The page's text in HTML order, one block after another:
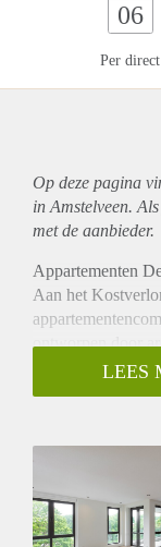
06
Per direct
Op deze pagina
in Amstelveen.
met de aanbieder.
Appartementen
Aan het
ontworpen door
Architekten. Het
parkeerkelder. de
De
Type II: Zeven
zijden een terras
LEES